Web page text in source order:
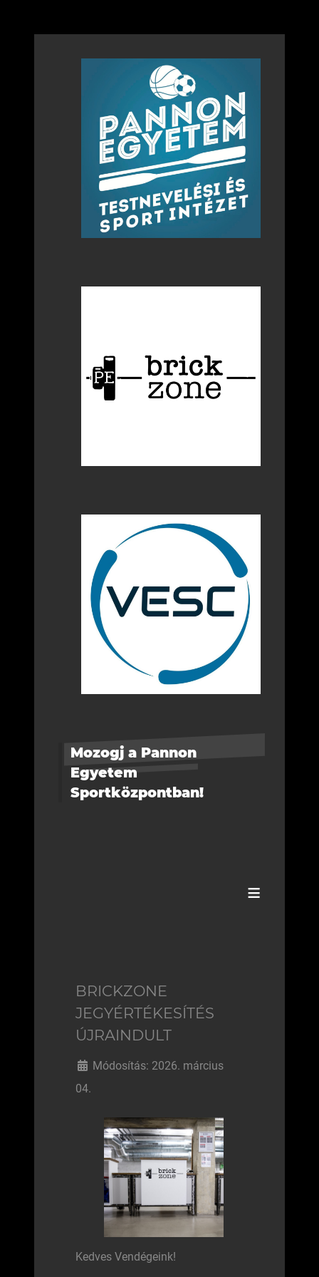
Mozogj a Pannon
Egyetem
Sportközpontban!
≡
BRICKZONE
JEGYÉRTÉKESÍTÉS
ÚJRAINDULT
Módosítás: 2026. március
04.
Kedves Vendégeink!